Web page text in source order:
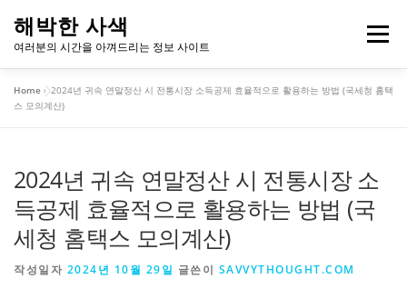
로
해박한 사색
여러분의 시간을 아껴드리는 정보 사이트
메뉴
개인정보처리방침
Home »2024년 귀속 연말정산 시 전통시장 소득공제 효율적으로 활용하는 방법 (국세청 홈택
스 모의계산)
2024년 귀속 연말정산 시 전통시장 소
득공제 효율적으로 활용하는 방법 (국
세청 홈택스 모의계산)
작성일자 2024년 10월 29일 글쓴이 SAVVYTHOUGHT.COM